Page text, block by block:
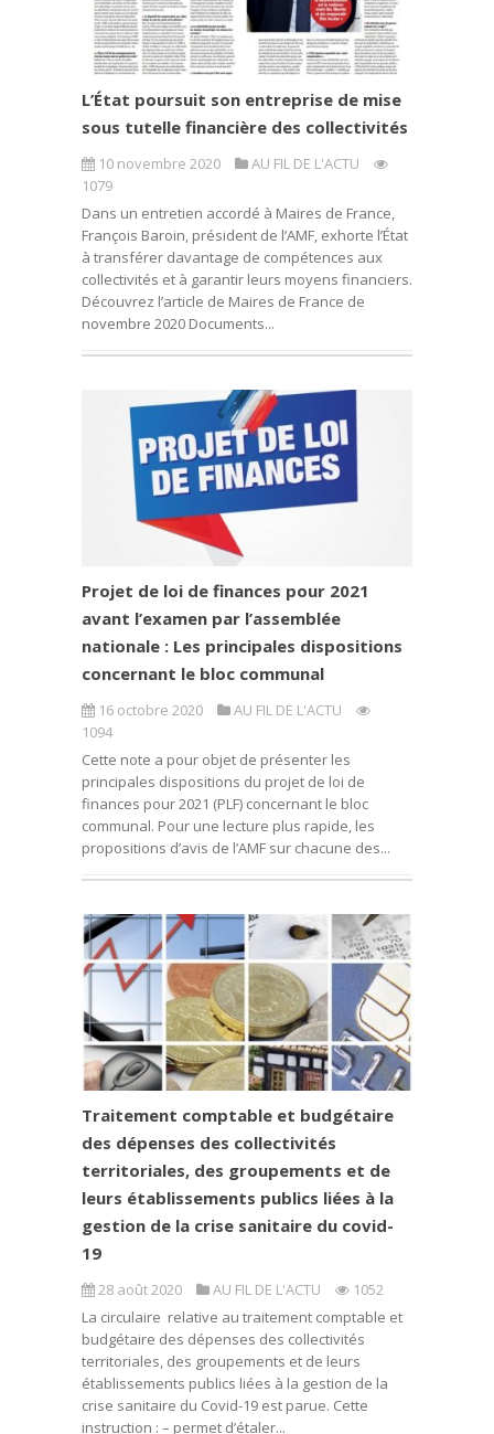
L’État poursuit son entreprise de mise
sous tutelle financière des collectivités
10 novembre 2020
AU FIL DE L'ACTU
1079
Dans un entretien accordé à Maires de France,
François Baroin, président de l’AMF, exhorte l’État
à transférer davantage de compétences aux
collectivités et à garantir leurs moyens financiers.
Découvrez l’article de Maires de France de
novembre 2020 Documents...
Projet de loi de finances pour 2021
avant l’examen par l’assemblée
nationale : Les principales dispositions
concernant le bloc communal
16 octobre 2020
AU FIL DE L'ACTU
1094
Cette note a pour objet de présenter les
principales dispositions du projet de loi de
finances pour 2021 (PLF) concernant le bloc
communal. Pour une lecture plus rapide, les
propositions d’avis de l’AMF sur chacune des...
Traitement comptable et budgétaire
des dépenses des collectivités
territoriales, des groupements et de
leurs établissements publics liées à la
gestion de la crise sanitaire du covid-
19
28 août 2020 AU FIL DE L'ACTU
1052
La circulaire relative au traitement comptable et
budgétaire des dépenses des collectivités
territoriales, des groupements et de leurs
établissements publics liées à la gestion de la
crise sanitaire du Covid-19 est parue. Cette
instruction : – permet d’étaler...